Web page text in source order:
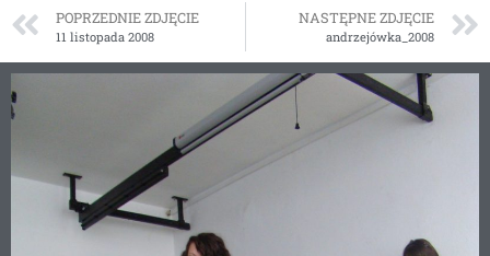
POPRZEDNIE ZDJĘCIE
11 listopada 2008
NASTĘPNE ZDJĘCIE
andrzejówka_2008